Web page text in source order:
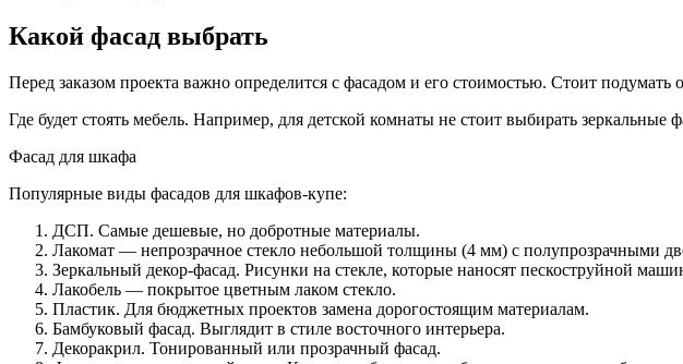
Какой фасад выбрать
Перед заказом проекта важно определится с фасадом и его стоимостью. Стоит подумать
Где будет стоять мебель. Например, для детской комнаты не стоит выбирать зеркальные
Фасад для шкафа
Популярные виды фасадов для шкафов-купе:
ДСП. Самые дешевые, но добротные материалы.
Лакомат — непрозрачное стекло небольшой толщины (4 мм) с полупрозрачными
Зеркальный декор-фасад. Рисунки на стекле, которые наносят пескоструйной
Лакобель — покрытое цветным лаком стекло.
Пластик. Для бюджетных проектов замена дорогостоящим материалам.
Бамбуковый фасад. Выглядит в стиле восточного интерьера.
Декоракрил. Тонированный или прозрачный фасад.